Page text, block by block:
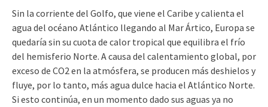
Sin la corriente del Golfo, que viene el Caribe y calienta el
agua del océano Atlántico llegando al Mar Ártico, Europa se
quedaría sin su cuota de calor tropical que equilibra el frío
del hemisferio Norte. A causa del calentamiento global, por
exceso de CO2 en la atmósfera, se producen más deshielos y
fluye, por lo tanto, más agua dulce hacia el Atlántico Norte.
Si esto continúa, en un momento dado sus aguas ya no